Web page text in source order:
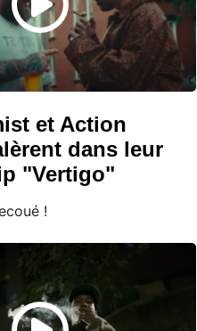
et Action
dans leur
"Vertigo"
!